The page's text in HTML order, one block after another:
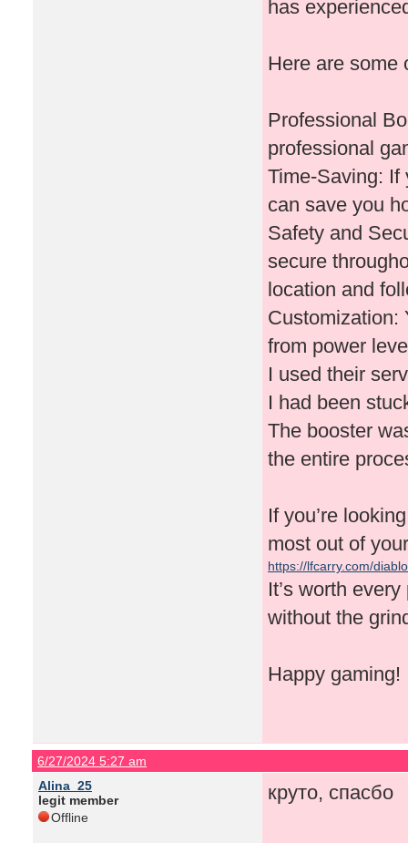
has
Here are some
Professional
professional
Time-Saving: If
can save you
Safety and
secure
location and
Customization:
from power
I used their
I had been
The booster
the entire
If you’re
most out of
https://lfcarry.com/
It’s worth
without the
Happy gaming!
6/27/2024 5:27 am
Alina_25
legit member
Offline
круто, спасбо